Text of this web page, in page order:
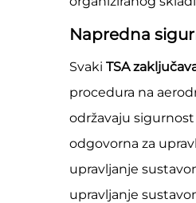
Napredna
Svaki TSA
procedura na
održavaju
odgovorna za
upravljanje
upravljanje